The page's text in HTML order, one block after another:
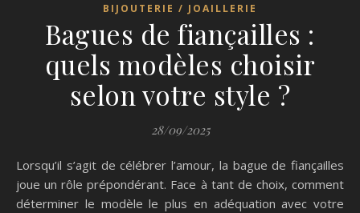
BIJOUTERIE / JOAILLERIE
Bagues de fiançailles :
quels modèles choisir
selon votre style ?
28/09/2025
Lorsqu’il s’agit de célébrer l’amour, la bague de fiançailles
joue un rôle prépondérant. Face à tant de choix, comment
déterminer le modèle le plus en adéquation avec votre